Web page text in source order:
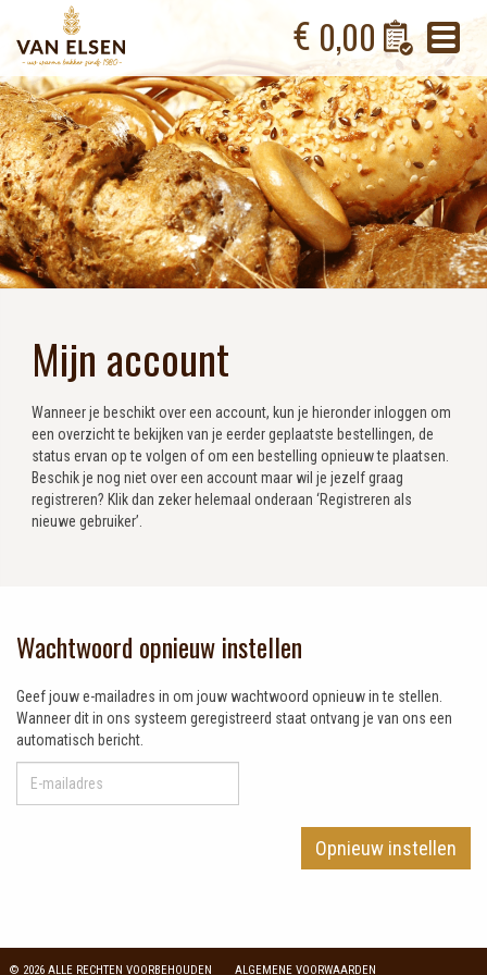
0,00
Mijn account
Wanneer je beschikt over een account, kun je hieronder inloggen om
een overzicht te bekijken van je eerder geplaatste bestellingen, de
status ervan op te volgen of om een bestelling opnieuw te plaatsen.
Beschik je nog niet over een account maar wil je jezelf graag
registreren? Klik dan zeker helemaal onderaan ‘Registreren als
nieuwe gebruiker’.
Wachtwoord opnieuw instellen
Geef jouw e-mailadres in om jouw wachtwoord opnieuw in te stellen.
Wanneer dit in ons systeem geregistreerd staat ontvang je van ons een
automatisch bericht.
Opnieuw instellen
© 2026 ALLE RECHTEN VOORBEHOUDEN ALGEMENE VOORWAARDEN